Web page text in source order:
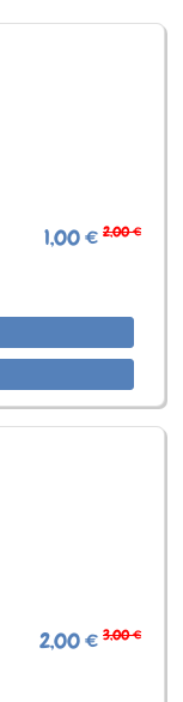
1,00 € 2,00 €
2,00 € 3,00 €